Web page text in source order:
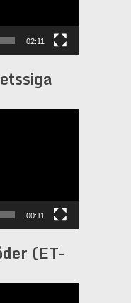
02:11
00:11
(ET-